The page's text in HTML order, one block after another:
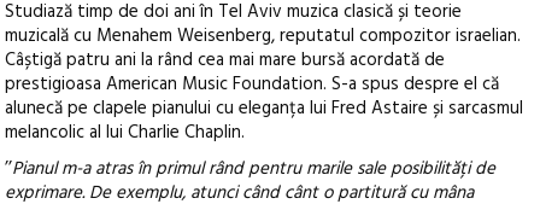
Studiază timp de doi ani în Tel Aviv muzica clasică și teorie
muzicală cu Menahem Weisenberg, reputatul compozitor israelian.
Câștigă patru ani la rând cea mai mare bursă acordată de
prestigioasa American Music Foundation. S-a spus despre el că
alunecă pe clapele pianului cu eleganța lui Fred Astaire și sarcasmul
melancolic al lui Charlie Chaplin.
’’Pianul m-a atras în primul rând pentru marile sale posibilități de
exprimare. De exemplu, atunci când cânt o partitură cu mâna